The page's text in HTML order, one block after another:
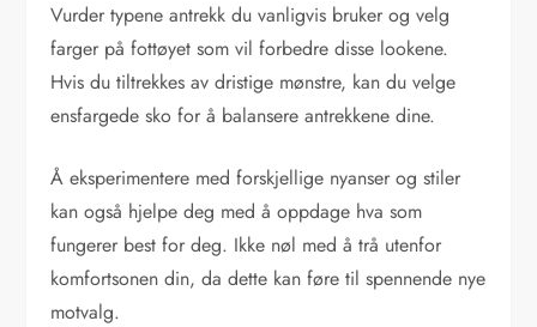
Vurder typene antrekk du vanligvis bruker og velg
farger på fottøyet som vil forbedre disse lookene.
Hvis du tiltrekkes av dristige mønstre, kan du velge
ensfargede sko for å balansere antrekkene dine.
Å eksperimentere med forskjellige nyanser og stiler
kan også hjelpe deg med å oppdage hva som
fungerer best for deg. Ikke nøl med å trå utenfor
komfortsonen din, da dette kan føre til spennende nye
motvalg.